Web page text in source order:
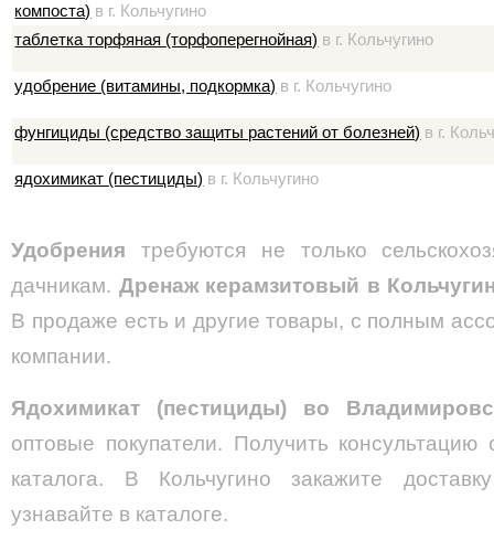
компоста) в г. Кольчугино
таблетка торфяная (торфоперегнойная) в г. Кольчугино
удобрение (витамины, подкормка) в г. Кольчугино
фунгициды (средство защиты растений от болезней) в г.
ядохимикат (пестициды) в г. Кольчугино
Удобрения требуются не только
дачникам. Дренаж керамзитовый в
В продаже есть и другие товары, с полным
компании.
Ядохимикат (пестициды) во
оптовые покупатели. Получить
каталога. В Кольчугино закажите
узнавайте в каталоге.